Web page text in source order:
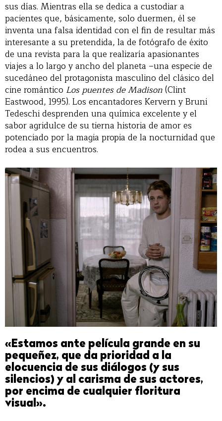
sus días. Mientras ella se dedica a custodiar a
pacientes que, básicamente, solo duermen, él se
inventa una falsa identidad con el fin de resultar más
interesante a su pretendida, la de fotógrafo de éxito
de una revista para la que realizaría apasionantes
viajes a lo largo y ancho del planeta –una especie de
sucedáneo del protagonista masculino del clásico del
cine romántico Los puentes de Madison(Clint
Eastwood, 1995). Los encantadores Kervern y Bruni
Tedeschi desprenden una química excelente y el
sabor agridulce de su tierna historia de amor es
potenciado por la magia propia de la nocturnidad que
rodea a sus encuentros.
«Estamos ante película grande en su
pequeñez, que da prioridad a la
elocuencia de sus diálogos (y sus
silencios) y al carisma de sus actores,
por encima de cualquier floritura
visual».